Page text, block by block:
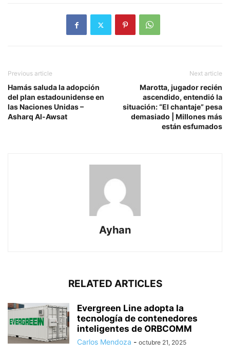
Previous article
Hamás saluda la adopción
del plan estadounidense en
las Naciones Unidas –
Asharq Al-Awsat
Next article
Marotta, jugador recién
ascendido, entendió la
situación: “El chantaje” pesa
demasiado | Millones más
están esfumados
Ayhan
RELATED ARTICLES
Evergreen Line adopta la
tecnología de contenedores
inteligentes de ORBCOMM
Carlos Mendoza - octubre 21, 2025